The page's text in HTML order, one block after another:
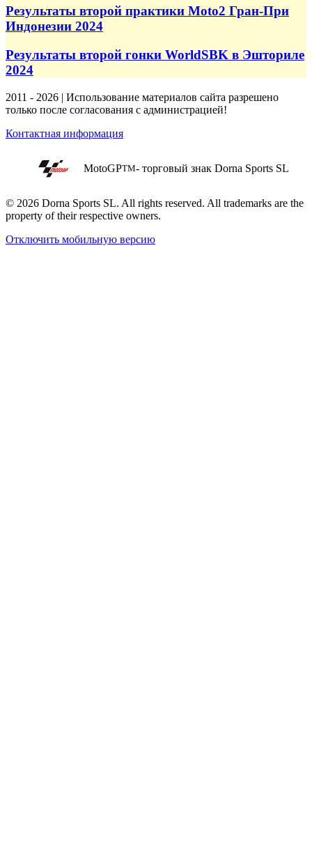
Результаты второй практики Moto2 Гран-При
Индонезии 2024
Результаты второй гонки WorldSBK в Эшториле
2024
2011 - 2026 | Использование материалов сайта разрешено
только после согласования с администрацией!
Контактная информация
MotoGPTM- торговый знак Dorna Sports SL
© 2026 Dorna Sports SL. All rights reserved. All trademarks are the
property of their respective owners.
Отключить мобильную версию